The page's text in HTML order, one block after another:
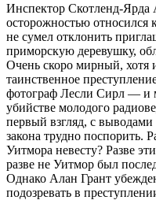
Инспектор Скотленд-Ярда
осторожностью относился
не сумел отклонить
приморскую деревушку,
Очень скоро мирный, хотя
таинственное
фотограф Лесли Сирл — и
убийстве молодого
первый взгляд, с
закона трудно поспорить.
Уитмора невесту? Разве
разве не Уитмор был
Однако Алан Грант
подозревать в